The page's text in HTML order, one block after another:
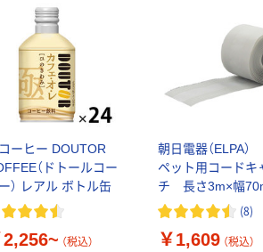
ーヒー DOUTOR
（ドトールコー
） レアル ボトル缶
2,256~ （税込）
朝日電器（ELPA）
ペット用コードキ
チ 長さ3m×幅
CC-17H 1枚 (8)
￥1,609 （税込）